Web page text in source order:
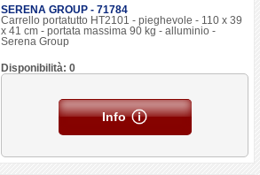
SERENA GROUP - 71784
Carrello portatutto HT2101 - pieghevole - 110 x 39
x 41 cm - portata massima 90 kg - alluminio -
Serena Group
Disponibilità: 0
Info